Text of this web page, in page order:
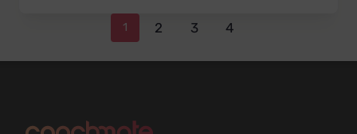
1 2 3 4